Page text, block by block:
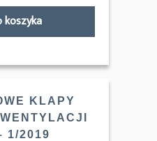
koszyka
KLAPY
1/2019